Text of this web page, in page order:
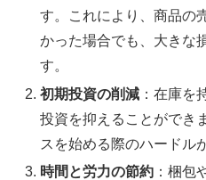
す。これにより、商品の
かった場合でも、大きな
す。
初期投資の削減 ：在庫を
投資を抑えることができ
スを始める際のハードル
時間と労力の節約 ：梱包